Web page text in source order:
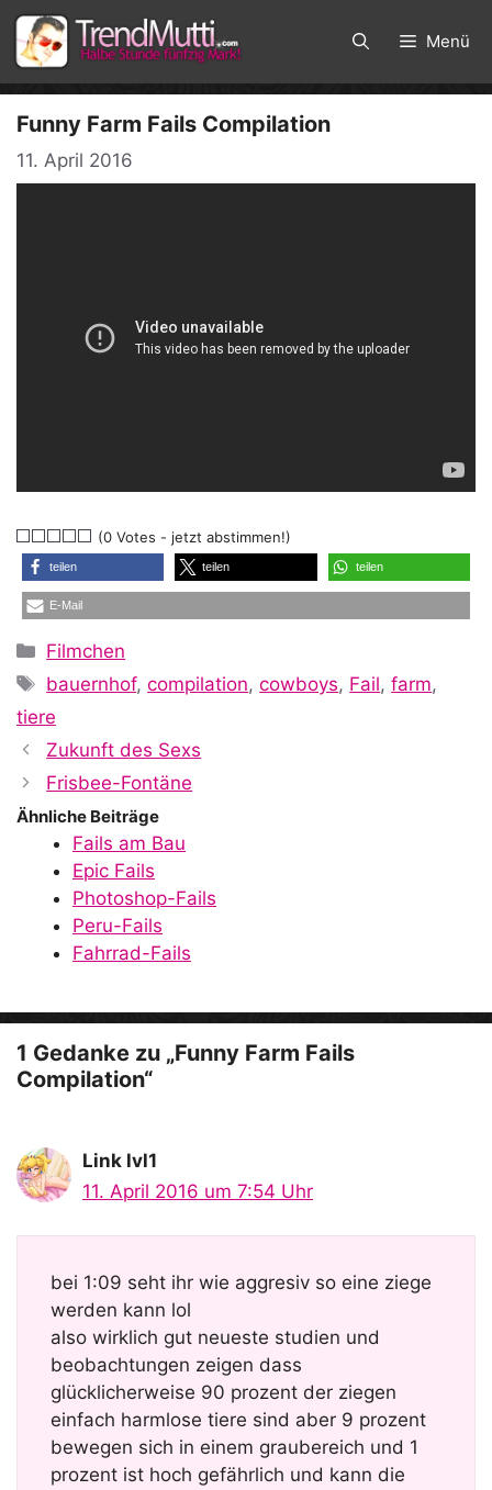
Zum
Inhalt
springen
Menü
Funny Farm Fails Compilation
11. April 2016
(0 Votes - jetzt abstimmen!)
teilen teilen teilen
E-Mail
Kategorien
Filmchen
Schlagwörter
bauernhof,compilation,cowboys, Fail,farm,
tiere
Zukunft des Sexs
Frisbee-Fontäne
Ähnliche Beiträge
Fails am Bau
Epic Fails
Photoshop-Fails
Peru-Fails
Fahrrad-Fails
1 Gedanke zu „Funny Farm Fails
Compilation“
Link lvl1
11. April 2016 um 7:54 Uhr
bei 1:09 seht ihr wie aggresiv so eine ziege
werden kann lol
also wirklich gut neueste studien und
beobachtungen zeigen dass
glücklicherweise 90 prozent der ziegen
einfach harmlose tiere sind aber 9 prozent
bewegen sich in einem graubereich und 1
prozent ist hoch gefährlich und kann die